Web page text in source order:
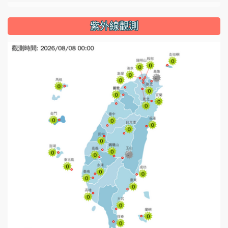
紫外線觀測